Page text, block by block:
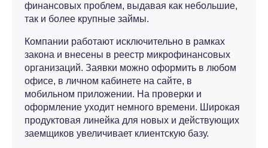
финансовых проблем, выдавая как небольшие,
так и более крупные займы.
Компании работают исключительно в рамках
закона и внесены в реестр микрофинансовых
организаций. Заявки можно оформить в любом
офисе, в личном кабинете на сайте, в
мобильном приложении. На проверки и
оформление уходит немного времени. Широкая
продуктовая линейка для новых и действующих
заемщиков увеличивает клиентскую базу.